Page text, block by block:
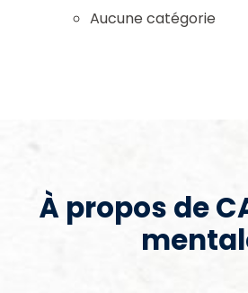
Aucune catégorie
À propos de